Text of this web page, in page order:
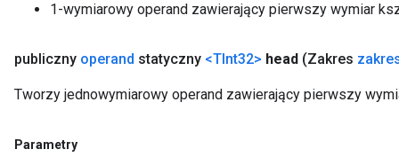
1-wymiarowy operand zawierający pierwszy wymiar
publiczny operand statyczny <TInt32> head (Zakres
Tworzy jednowymiarowy operand zawierający pierwszy
Parametry